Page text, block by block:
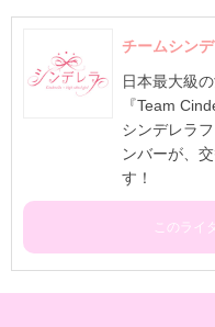
チームシン
日本最大級
『Team
シンデレラ
ンバーが、
す！
このライ